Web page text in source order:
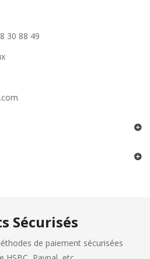
30 88 49
Sécurisés
de paiement sécurisées